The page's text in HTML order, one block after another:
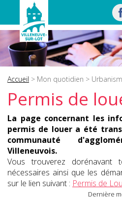
Accueil > Mon quotidien >
Permis de
La page concernant les
permis de louer a été
communauté
Villeneuvois.
Vous trouverez dorénavant
nécessaires ainsi que les
sur le lien suivant : Permis de
Dernière